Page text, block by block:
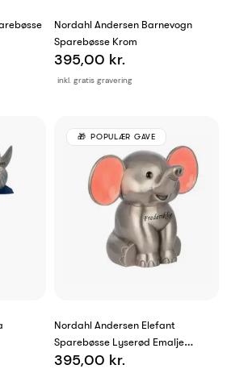
Nordahl Andersen Barnevogn
Sparebøsse Krom
inkl. gratis gravering
395,00 kr.
Nordahl Andersen Elefant
Sparebøsse Lyserød Emalje
Fortinnet
395,00 kr.
POPULÆR GAVE